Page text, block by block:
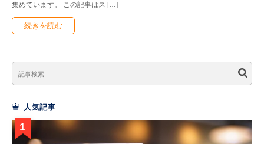
集めています。 この記事はス […]
続きを読む
人気記事